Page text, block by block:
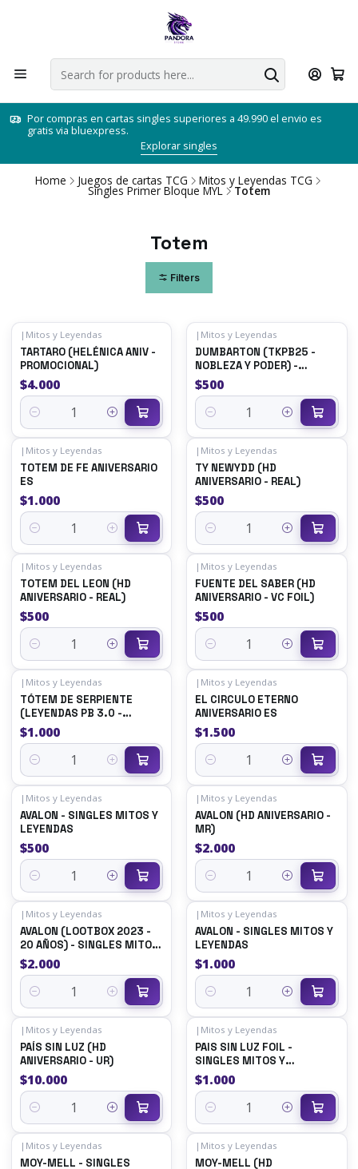
Por compras en cartas singles superiores a 49.990 el envio es
gratis via bluexpress.
Explorar singles
Home Juegos de cartas TCG Mitos y Leyendas TCG
Singles Primer Bloque MYL Totem
Totem
Filters
| Mitos y Leyendas
TARTARO (HELÉNICA ANIV -
PROMOCIONAL)
$4.000
Quantity
| Mitos y Leyendas
DUMBARTON (TKPB25 -
NOBLEZA Y PODER) -
SINGLES MITOS Y
LEYENDAS
$500
Quantity
| Mitos y Leyendas
TOTEM DE FE ANIVERSARIO
ES
$1.000
Quantity
| Mitos y Leyendas
TY NEWYDD (HD
ANIVERSARIO - REAL)
$500
Quantity
| Mitos y Leyendas
TOTEM DEL LEON (HD
ANIVERSARIO - REAL)
$500
Quantity
| Mitos y Leyendas
FUENTE DEL SABER (HD
ANIVERSARIO - VC FOIL)
$500
Quantity
| Mitos y Leyendas
TÓTEM DE SERPIENTE
(LEYENDAS PB 3.0 -
REALES) - SINGLES MITOS Y
LEYENDAS
$1.000
Quantity
| Mitos y Leyendas
EL CIRCULO ETERNO
ANIVERSARIO ES
$1.500
Quantity
| Mitos y Leyendas
AVALON - SINGLES MITOS Y
LEYENDAS
$500
Quantity
| Mitos y Leyendas
AVALON (HD ANIVERSARIO -
MR)
$2.000
Quantity
| Mitos y Leyendas
AVALON (LOOTBOX 2023 -
20 AÑOS) - SINGLES MITOS
Y LEYENDAS
$2.000
Quantity
| Mitos y Leyendas
AVALON - SINGLES MITOS Y
LEYENDAS
$1.000
Quantity
| Mitos y Leyendas
PAÍS SIN LUZ (HD
ANIVERSARIO - UR)
$10.000
Quantity
| Mitos y Leyendas
PAIS SIN LUZ FOIL -
SINGLES MITOS Y
LEYENDAS
$1.000
Quantity
| Mitos y Leyendas
MOY-MELL - SINGLES
| Mitos y Leyendas
MOY-MELL (HD